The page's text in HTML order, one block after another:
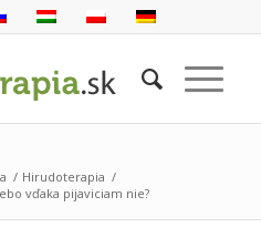
/ Hirudoterapia /
vďaka pijaviciam nie?